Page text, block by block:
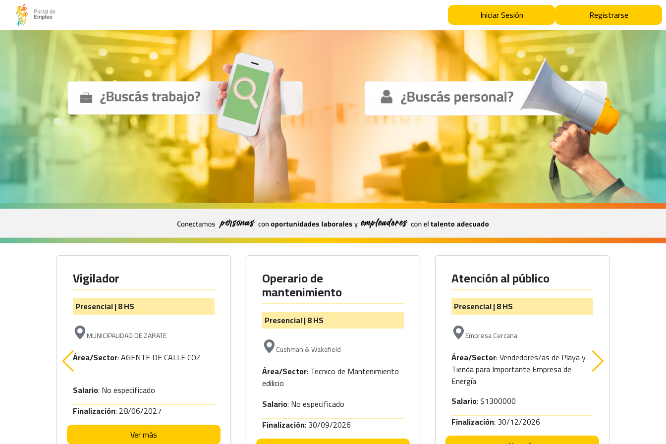
Iniciar Sesión Registrarse
Vigilador
Presencial | 8 HS
MUNICIPALIDAD DE ZARATE
Área/Sector: AGENTE DE CALLE COZ
Salario: No especificado
Finalización: 28/06/2027
Ver más
Operario de
mantenimiento
Presencial | 8 HS
Cushman & Wakefield
Área/Sector: Tecnico de Mantenimiento
edilicio
Salario: No especificado
Finalización: 30/09/2026
Atención al público
Presencial | 8 HS
Empresa Cercana
Área/Sector: Vendedores/as de Playa y
Tienda para Importante Empresa de
Energía
Salario: $1300000
Finalización: 30/12/2026